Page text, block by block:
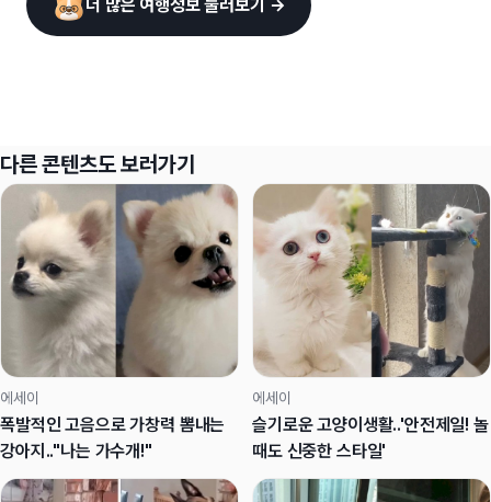
더 많은 여행정보 둘러보기 →
다른 콘텐츠도 보러가기
에세이
폭발적인 고음으로 가창력 뽐내는
강아지.."나는 가수개!"
에세이
슬기로운 고양이생활..'안전제일! 놀
때도 신중한 스타일'